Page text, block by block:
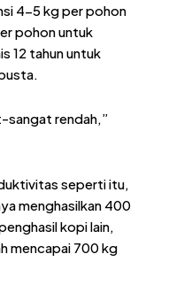
4-5 kg per pohon
pohon untuk
12 tahun untuk
sangat rendah,”
seperti itu,
menghasilkan 400
kopi lain,
mencapai 700 kg